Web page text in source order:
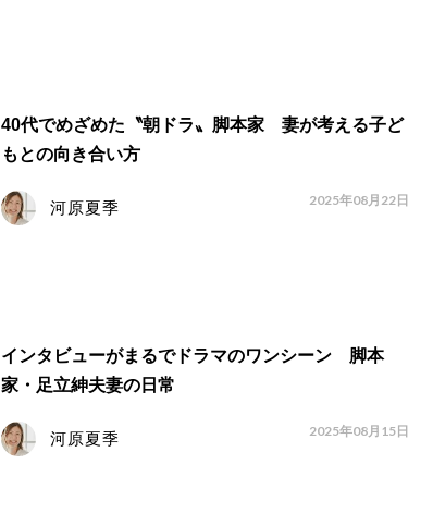
40代でめざめた〝朝ドラ〟脚本家 妻が考える子ど
もとの向き合い方
河原夏季 2025年08月22日
インタビューがまるでドラマのワンシーン 脚本
家・足立紳夫妻の日常
河原夏季 2025年08月15日